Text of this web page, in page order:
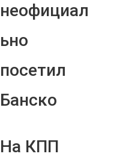
неофициал
ьно
посетил
Банско
На КПП